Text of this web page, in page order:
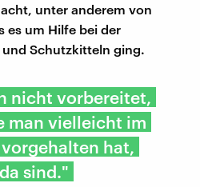
unter anderem von
es um Hilfe bei der
Schutzkitteln ging.
nicht vorbereitet,
man vielleicht im
hat,
sind."